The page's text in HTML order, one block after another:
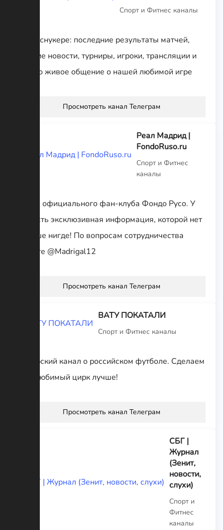
Спорт и Фитнес каналы
Все о снукере: последние результаты матчей,
свежие новости, турниры, игроки, трансляции и
просто живое общение о нашей любимой игре
Просмотреть канал Телеграм
Реал Мадрид |
FondoRuso.ru
Спорт и Фитнес
каналы
Канал официального фан-клуба Фондо Русо. У
нас есть эксклюзивная информация, которой нет
больше нигде! По вопросам сотрудничества
пишите @Madrigal12
Просмотреть канал Телеграм
ВАТУ ПОКАТАЛИ
Спорт и Фитнес каналы
Авторский канал о российском футболе. Сделаем
наш любимый цирк лучше!
Просмотреть канал Телеграм
СБГ |
Журнал
(Зенит,
новости,
слухи)
Спорт и
Фитнес
каналы